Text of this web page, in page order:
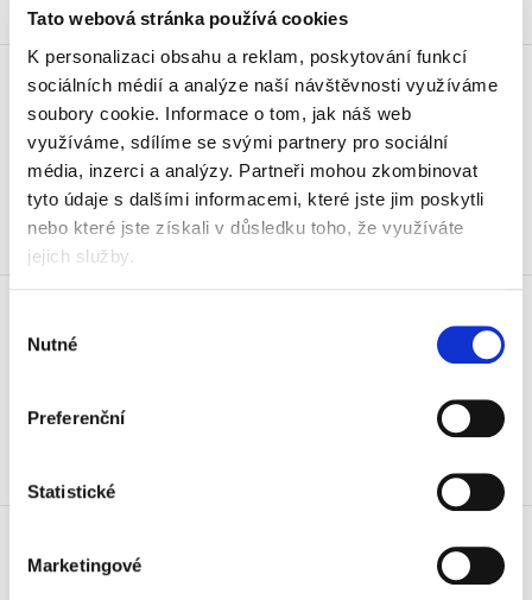
Tato webová stránka používá cookies
K personalizaci obsahu a reklam, poskytování funkcí
sociálních médií a analýze naší návštěvnosti využíváme
soubory cookie. Informace o tom, jak náš web
využíváme, sdílíme se svými partnery pro sociální
média, inzerci a analýzy. Partneři mohou zkombinovat
tyto údaje s dalšími informacemi, které jste jim poskytli
nebo které jste získali v důsledku toho, že využíváte
jejich služby.
souhlasu
Nutné
Preferenční
Statistické
Marketingové
Skladem
Kapesníčky papírové Linteo,
dvouvrstvé, krabice, 100 ks
21 Kč
25,41 Kč vč. DPH
Koupit
Skladem
Kapesníčky papírové Linteo,
dvouvrstvé, krabice, 200 ks